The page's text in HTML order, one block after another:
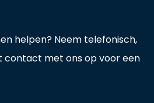
helpen? Neem telefonisch,
contact met ons op voor een